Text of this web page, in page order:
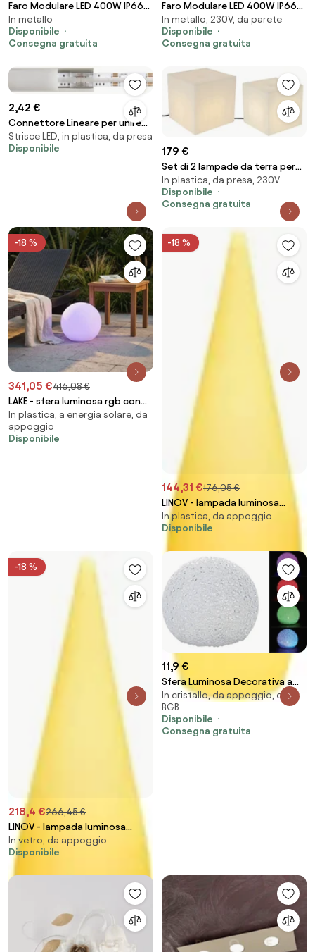
Faro Modulare LED 400W IP66
167lm/W Dimmerabile DALI -
INVENTRONICS Colore Bianco
Naturale 4.000K
In metallo
Disponibile
Consegna gratuita
Faro Modulare LED 400W IP66
167lm/W Dimmerabile DALI -
INVENTRONICS Colore Bianco
Freddo 5.000K
In metallo, 230V, da parete
Disponibile
Consegna gratuita
2,42 €
Connettore Lineare per unire
due Strisce LED RGB da 10mm -
CF 2PZ
Strisce LED, in plastica, da presa
Disponibile
179 €
Set di 2 lampade da terra per
esterni bianche 30 e 38 cm
quadrate IP44 - Nura
In plastica, da presa, 230V
Disponibile
Consegna gratuita
-18 %
341,05 €416,08 €
LAKE - sfera luminosa rgb con
pannello solare
In plastica, a energia solare, da
appoggio
Disponibile
-18 %
144,31 €176,05 €
LINOV - lampada luminosa
goccia
In plastica, da appoggio
Disponibile
-18 %
218,4 €266,45 €
LINOV - lampada luminosa
goccia
In vetro, da appoggio
Disponibile
11,9 €
Sfera Luminosa Decorativa a
LED Ø12 cm Kooper...
In cristallo, da appoggio, con
RGB
Disponibile
Consegna gratuita